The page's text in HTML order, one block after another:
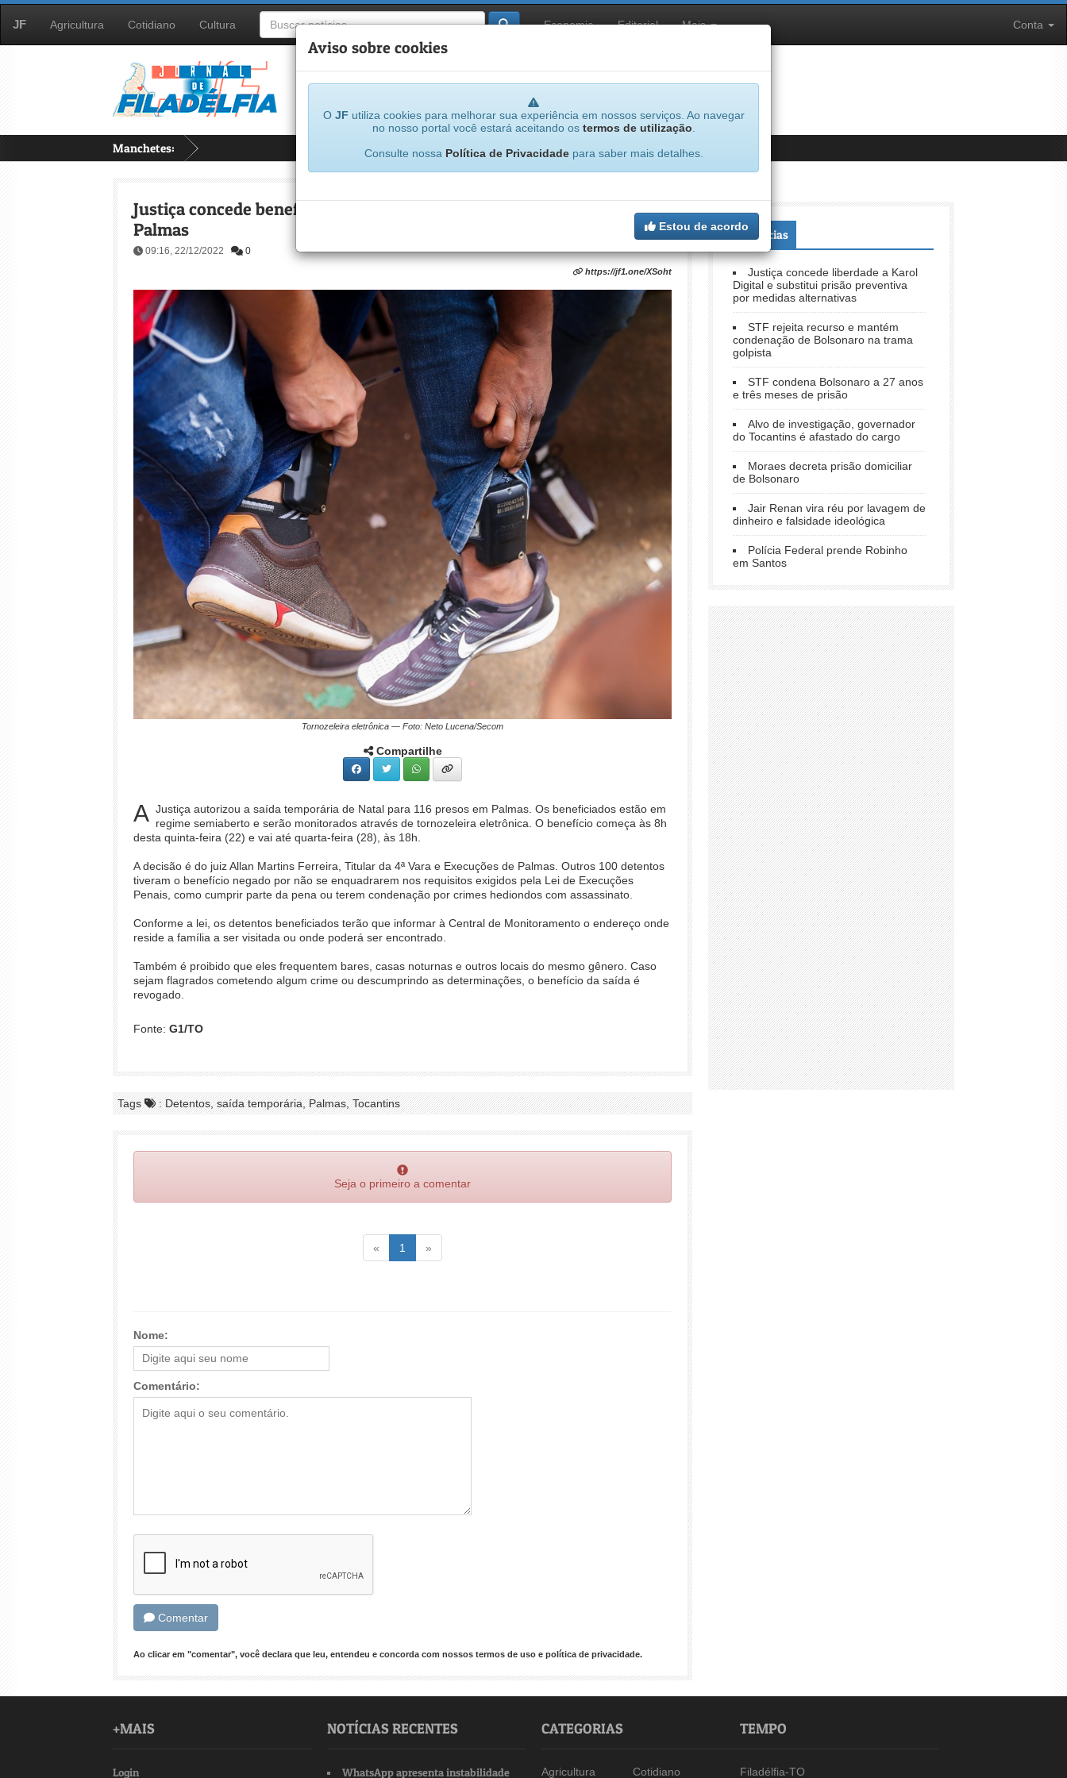
JF Agricultura Cotidiano Cultura Economia Editorial Mais Conta
Manchetes:
Aviso sobre cookies
O JF utiliza cookies para melhorar sua experiência em nossos serviços. Ao navegar
no nosso portal você estará aceitando os termos de utilização
Consulte nossa Política de Privacidadepara saber mais detalhes.
Estou de acordo
Justiça concede benefício da saída temporária de natal a 116 presos de
Palmas
09:16, 22/12/2022 0
https://jf1.one/XSoht
Tornozeleira eletrônica — Foto: Neto Lucena/Secom
Compartilhe
A Justiça autorizou a saída temporária de Natal para 116 presos em Palmas. Os beneficiados estão em
regime semiaberto e serão monitorados através de tornozeleira eletrônica. O benefício começa às 8h
desta quinta-feira (22) e vai até quarta-feira (28), às 18h.
A decisão é do juiz Allan Martins Ferreira, Titular da 4ª Vara e Execuções de Palmas. Outros 100 detentos
tiveram o benefício negado por não se enquadrarem nos requisitos exigidos pela Lei de Execuções
Penais, como cumprir parte da pena ou terem condenação por crimes hediondos com assassinato.
Conforme a lei, os detentos beneficiados terão que informar à Central de Monitoramento o endereço onde
reside a família a ser visitada ou onde poderá ser encontrado.
Também é proibido que eles frequentem bares, casas noturnas e outros locais do mesmo gênero. Caso
sejam flagrados cometendo algum crime ou descumprindo as determinações, o benefício da saída é
revogado.
Fonte: G1/TO
Tags : Detentos, saída temporária, Palmas, Tocantins
Seja o primeiro a comentar
« Voltar1 (atual)
»
Nome:
Comentário:
Comentar
Ao clicar em "comentar", você declara que leu, entendeu e concorda com nossos termos de uso e política de privacidade.
+Notícias
Justiça concede liberdade a Karol
Digital e substitui prisão preventiva
por medidas alternativas
STF rejeita recurso e mantém
condenação de Bolsonaro na trama
golpista
STF condena Bolsonaro a 27 anos
e três meses de prisão
Alvo de investigação, governador
do Tocantins é afastado do cargo
Moraes decreta prisão domiciliar
de Bolsonaro
Jair Renan vira réu por lavagem de
dinheiro e falsidade ideológica
Polícia Federal prende Robinho
em Santos
+MAIS
Login
NOTÍCIAS RECENTES
WhatsApp apresenta instabilidade
CATEGORIAS
Agricultura Cotidiano
TEMPO
Filadélfia-TO